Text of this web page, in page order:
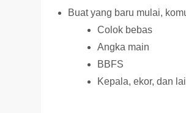
Buat yang baru mulai,
Colok bebas
Angka main
BBFS
Kepala, ekor, dan